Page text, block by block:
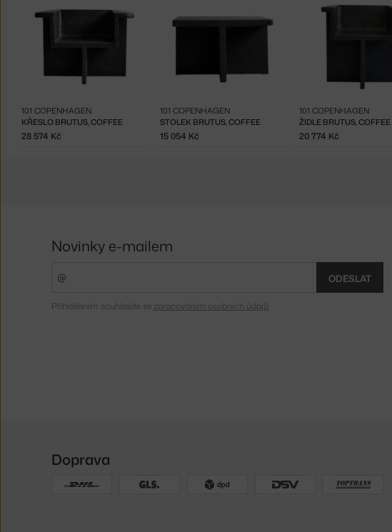
KŘESLO BRUTUS, COFFEE
101 COPENHAGEN
28 574 Kč
STOLEK BRUTUS, COFFEE
101 COPENHAGEN
15 054 Kč
ŽIDLE BRUTUS, COFFEE
101 COPENHAGEN
20 774 Kč
Novinky e-mailem
ODESLAT
Přihlášením souhlasíte se zpracováním osobních údajů
Doprava